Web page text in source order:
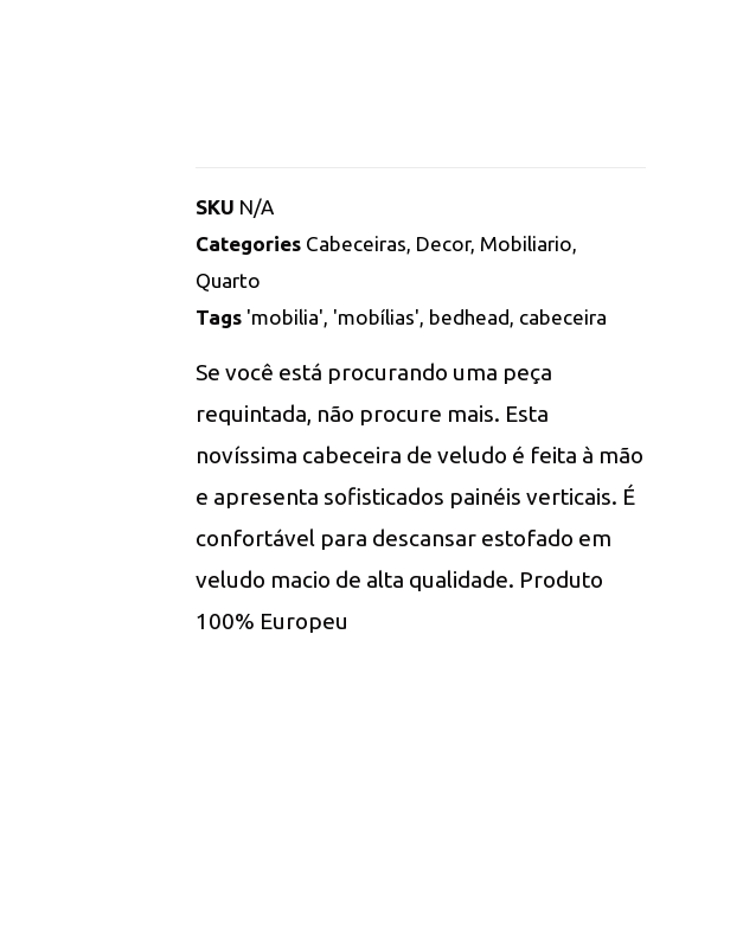
SKU N/A
Categories Cabeceiras, Decor, Mobiliario,
Quarto
Tags 'mobilia', 'mobílias', bedhead, cabeceira
Se você está procurando uma peça
requintada, não procure mais. Esta
novíssima cabeceira de veludo é feita à mão
e apresenta sofisticados painéis verticais. É
confortável para descansar estofado em
veludo macio de alta qualidade. Produto
100% Europeu